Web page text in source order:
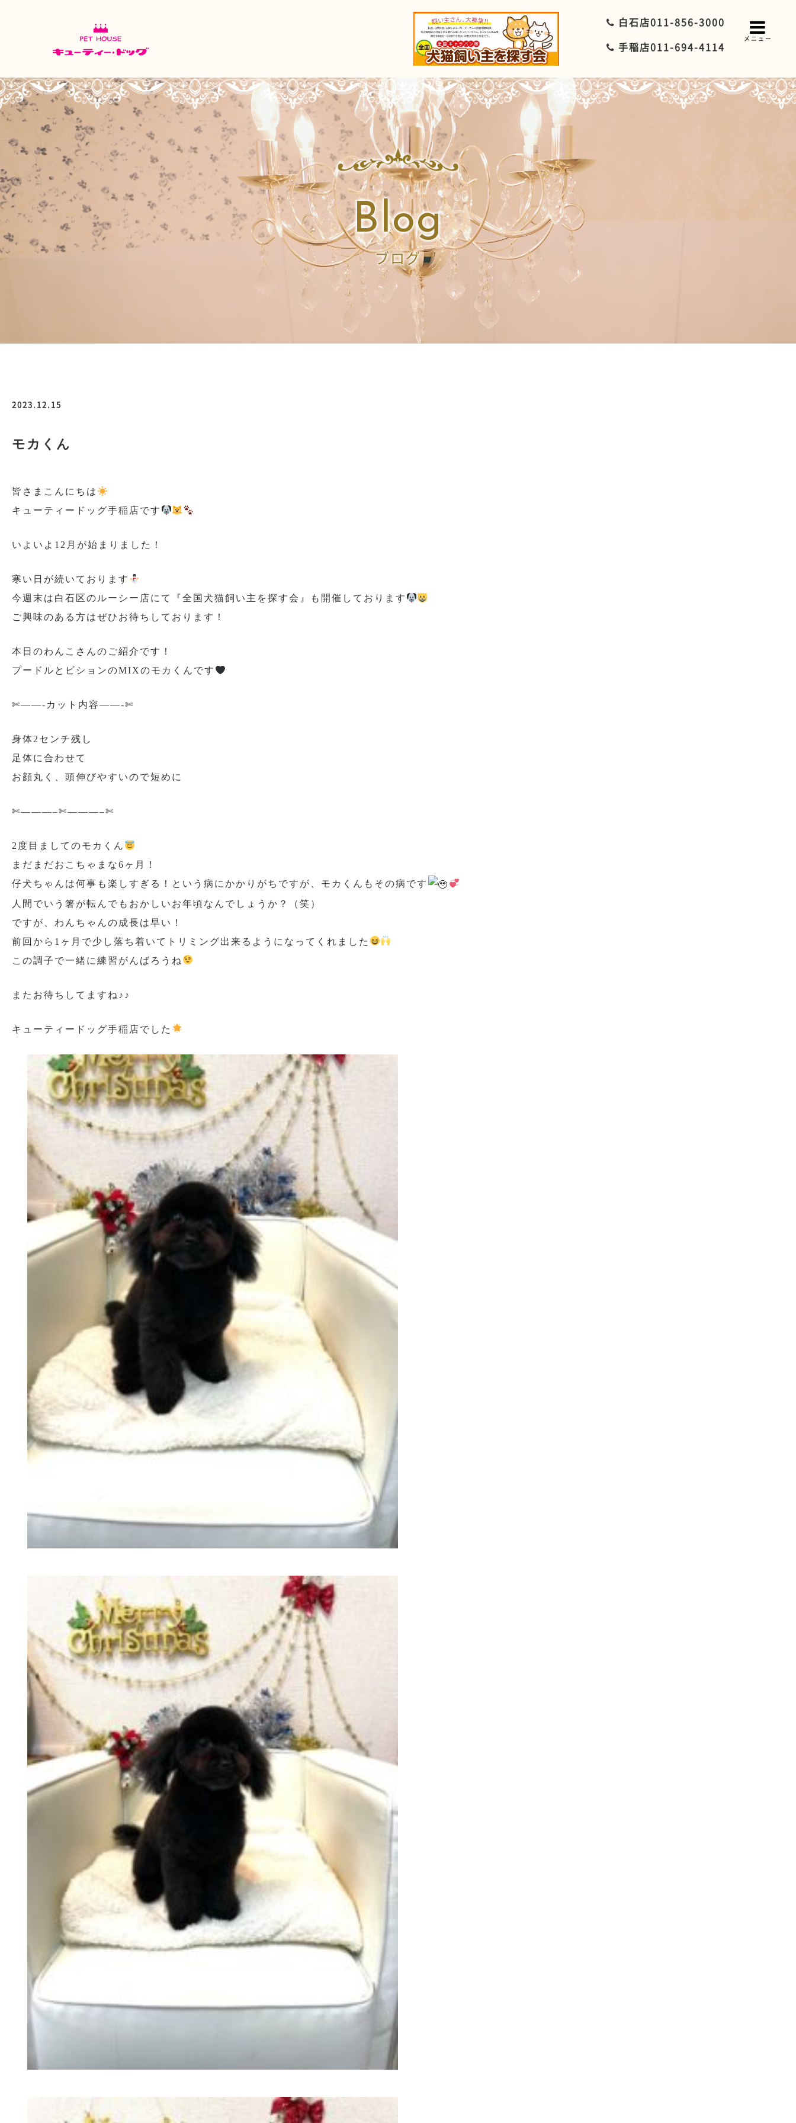
白石店011-856-3000
手稲店011-694-4114
メニュー
Blog
ブログ
2023.12.15
モカくん
皆さまこんにちは
キューティードッグ手稲店です
いよいよ12月が始まりました！
寒い日が続いております
今週末は白石区のルーシー店にて『全国犬猫飼い主を探す会』も開催しております
ご興味のある方はぜひお待ちしております！
本日のわんこさんのご紹介です！
プードルとビションのMIXのモカくんです
✄——-カット内容——-✄
身体2センチ残し
足体に合わせて
お顔丸く、頭伸びやすいので短めに
✄———–✄———–✄
2度目ましてのモカくん
まだまだおこちゃまな6ヶ月！
仔犬ちゃんは何事も楽しすぎる！という病にかかりがちですが、モカくんもその病です
人間でいう箸が転んでもおかしいお年頃なんでしょうか？（笑）
ですが、わんちゃんの成長は早い！
前回から1ヶ月で少し落ち着いてトリミング出来るようになってくれました
この調子で一緒に練習がんばろうね
またお待ちしてますね♪♪
キューティードッグ手稲店でした